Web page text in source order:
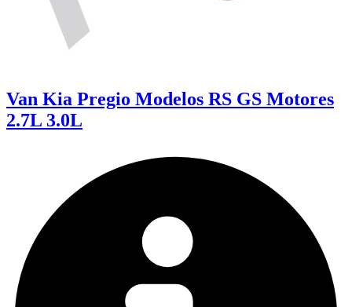
Van Kia Pregio Modelos RS GS Motores
2.7L 3.0L